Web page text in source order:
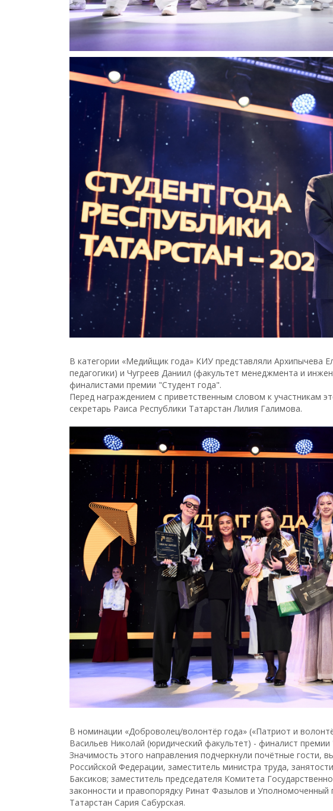
В категории «Медийщик года» КИУ представляли Архипычева
педагогики) и Чугреев Даниил (факультет менеджмента и
финалистами премии "Студент года".
Перед награждением с приветственным словом к участникам
секретарь Раиса Республики Татарстан Лилия Галимова.
В номинации «Доброволец/волонтёр года» («Патриот и
Васильев Николай (юридический факультет) - финалист премии
Значимость этого направления подчеркнули почётные гости,
Российской Федерации, заместитель министра труда,
Баксиков; заместитель председателя Комитета
законности и правопорядку Ринат Фазылов и Уполномоченный
Татарстан Сария Сабурская.